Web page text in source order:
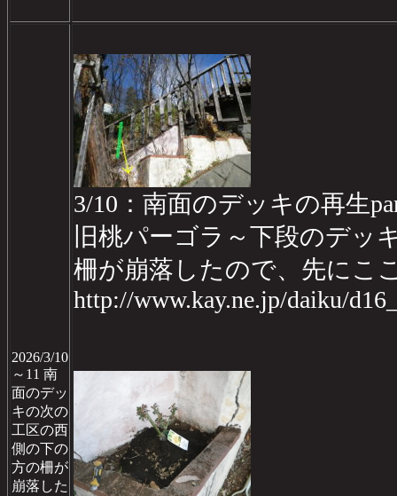
2026/3/10
～11 南
面のデッ
キの次の
工区の西
側の下の
方の柵が
崩落した
3/10：南面のデッキの再生
旧桃パーゴラ～下段のデッ
柵が崩落したので、先にこ
http://www.kay.ne.jp/daiku/